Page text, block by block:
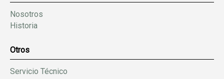
Nosotros
Historia
Otros
Servicio Técnico